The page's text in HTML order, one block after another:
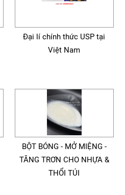
Đại lí chính thức USP tại
Việt Nam
BỘT BÓNG - MỞ MIỆNG -
TĂNG TRƠN CHO NHỰA &
THỔI TÚI